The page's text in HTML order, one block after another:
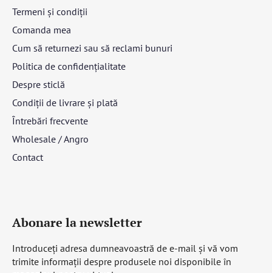
Termeni și condiții
Comanda mea
Cum să returnezi sau să reclami bunuri
Politica de confidențialitate
Despre sticlă
Condiții de livrare și plată
Întrebări frecvente
Wholesale / Angro
Contact
Abonare la newsletter
Introduceţi adresa dumneavoastră de e-mail şi vă vom
trimite informaţii despre produsele noi disponibile în